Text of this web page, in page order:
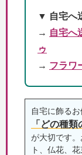
▼ 自宅へ
→ 自宅へ
ゥ
→ フラワ
自宅に飾るお
「どの種
が大切です
ト、仏花、